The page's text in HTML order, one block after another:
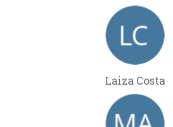
Laiza Costa